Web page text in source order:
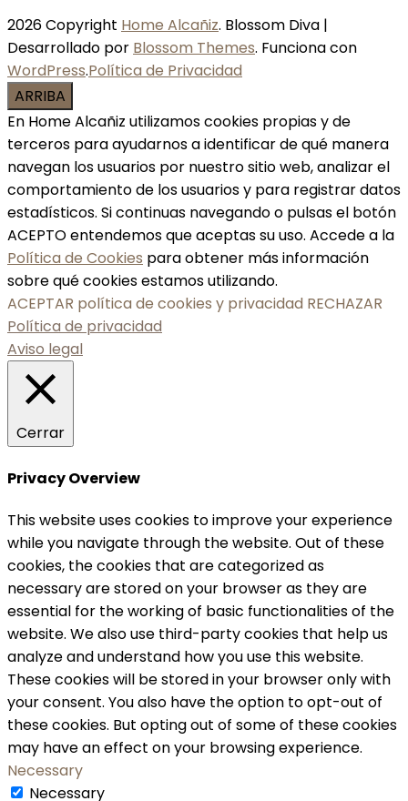
2026 Copyright Home Alcañiz. Blossom Diva |
Desarrollado por Blossom Themes. Funciona con
WordPress.Política de Privacidad
ARRIBA
En Home Alcañiz utilizamos cookies propias y de
terceros para ayudarnos a identificar de qué manera
navegan los usuarios por nuestro sitio web, analizar el
comportamiento de los usuarios y para registrar datos
estadísticos. Si continuas navegando o pulsas el botón
ACEPTO entendemos que aceptas su uso. Accede a la
Política de Cookies para obtener más información
sobre qué cookies estamos utilizando.
ACEPTAR política de cookies y privacidad RECHAZAR
Política de privacidad
Aviso legal
Cerrar
Privacy Overview
This website uses cookies to improve your experience
while you navigate through the website. Out of these
cookies, the cookies that are categorized as
necessary are stored on your browser as they are
essential for the working of basic functionalities of the
website. We also use third-party cookies that help us
analyze and understand how you use this website.
These cookies will be stored in your browser only with
your consent. You also have the option to opt-out of
these cookies. But opting out of some of these cookies
may have an effect on your browsing experience.
Necessary
Necessary